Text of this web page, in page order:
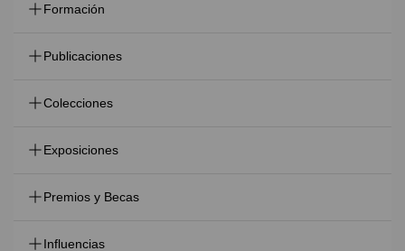
Formación
Licenciada en Artes gráficas y diseño por la Universidad
Publicaciones
2019 Sistema Nacional de Creadores del Arte, FONCA.
Colecciones
Center for Creative Photography, Tucson, AZ. EUA
Philadelphia Museum of Art. EUA
Sonoma Museum of Art. Sonoma, Ca. EUA
Exposiciones
2019 Seleccionada Bienal FotoOax, Oaxaca, Oax.
Premios y Becas
2014 Premio Fundación Héctor y MarIa GarcÍa.
Influencias